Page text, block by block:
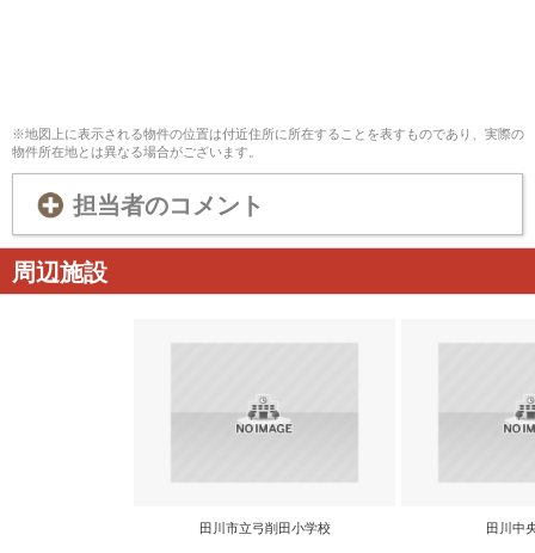
※地図上に表示される物件の位置は付近住所に所在することを表すものであり、実際の
物件所在地とは異なる場合がございます。
担当者のコメント
周辺施設
田川市立弓削田小学校 田川中